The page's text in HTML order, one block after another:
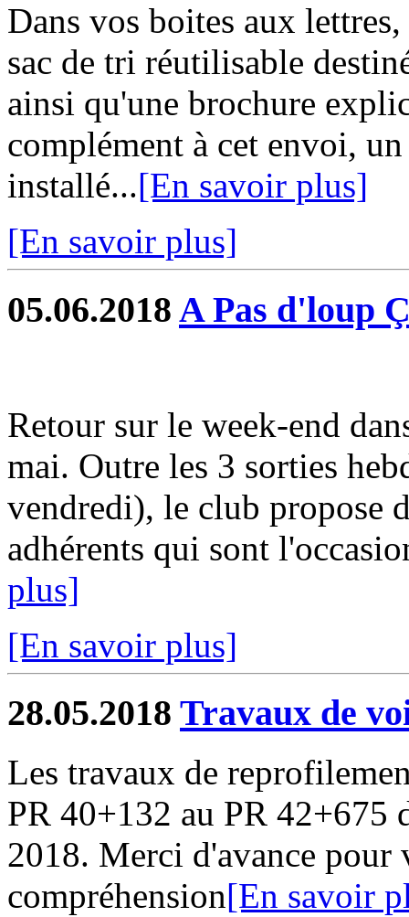
Dans vos boites aux
sac de tri réutilisable
ainsi qu'une brochure
complément à cet envoi,
installé...[En savoir plus]
[En savoir plus]
05.06.2018 A Pas d'loup
Retour sur le week-end
mai. Outre les 3 sorties
vendredi), le club propose
adhérents qui sont
plus]
[En savoir plus]
28.05.2018 Travaux de
Les travaux de
PR 40+132 au PR
2018. Merci d'avance
compréhension[En savoir